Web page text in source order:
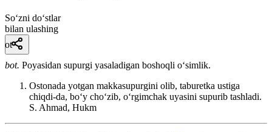
So‘zni do‘stlar
bilan ulashing
ot
bot. Poyasidan supurgi yasaladigan boshoqli oʻsimlik.
Ostonada yotgan makkasupurgini olib, taburetka ustiga
chiqdi-da, boʻy choʻzib, oʻrgimchak uyasini supurib tashladi.
S. Ahmad, Hukm